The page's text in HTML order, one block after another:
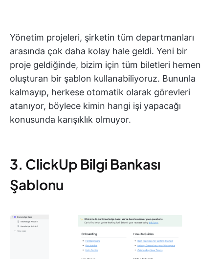
Yönetim projeleri, şirketin tüm departmanları
arasında çok daha kolay hale geldi. Yeni bir
proje geldiğinde, bizim için tüm biletleri hemen
oluşturan bir şablon kullanabiliyoruz. Bununla
kalmayıp, herkese otomatik olarak görevleri
atanıyor, böylece kimin hangi işi yapacağı
konusunda karışıklık olmuyor.
3. ClickUp Bilgi Bankası
Şablonu